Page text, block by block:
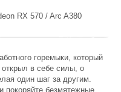
RX 570 / Arc A380
горемыки, который
в себе силы, о
один шаг за другим.
покоряйте безмятежные